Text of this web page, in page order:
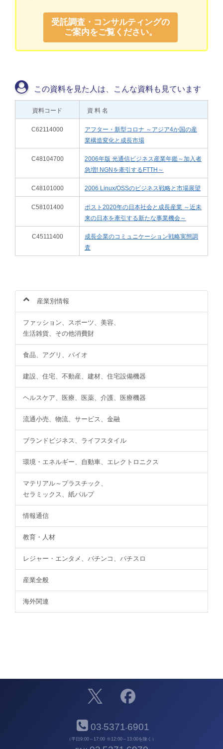
受託調査・コンサルティングの
ご案内をご覧ください。
この資料を見た人は、こんな資料も見ています
資料コード 資 料 名
C62114000
アフター・新型コロナ ～アジア4か国の産
業構造変化と成長市場
C48104700
2006年版 光通信ビジネス産業年鑑～加入者
急増! NGNを牽引するFTTH～
C48101000 2006 Linux/OSSのビジネス戦略と市場展望
C58101400
ポスト2020年の日本社会と成長産業 ～近未
来の日本を牽引する新たな事業機会～
C45111400
成長企業のコミュニケーション戦略実態調
査
産業別情報
ファッション、スポーツ、美容、
生活雑貨、その他消費財
食品、アグリ、バイオ
建設、住宅、不動産、建材、住宅設備機器
ヘルスケア、医療、医薬、介護、医療機器
流通小売、物流、サービス、金融
ブランドビジネス、ライフスタイル
環境・エネルギー、自動車、エレクトロニクス
マテリアル～プラスチック、
セラミックス、紙パルプ
情報通信
教育・人材
レジャー・エンタメ、パチンコ、パチスロ
産業全般
海外関連
03-5371-6901
（平日9:00～17:00 ※12:00～13:00を除く）